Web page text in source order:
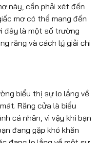
này, cần phải xét đến
mơ có thể mang đến
đây là một số trường
răng và cách lý giải chi
biểu thị sự lo lắng về
Răng cửa là biểu
cá nhân, vì vậy khi bạn
đang gặp khó khăn